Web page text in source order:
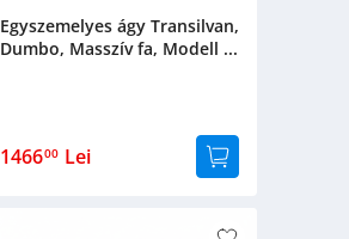
Egyszemelyes ágy Transilvan,
Dumbo, Masszív fa, Modell ...
146600 Lei